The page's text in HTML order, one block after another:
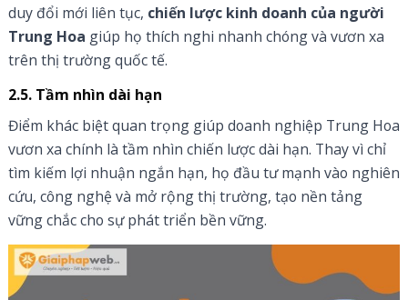
duy đổi mới liên tục, chiến lược kinh doanh của người
Trung Hoa giúp họ thích nghi nhanh chóng và vươn xa
trên thị trường quốc tế.
2.5. Tầm nhìn dài hạn
Điểm khác biệt quan trọng giúp doanh nghiệp Trung Hoa
vươn xa chính là tầm nhìn chiến lược dài hạn. Thay vì chỉ
tìm kiếm lợi nhuận ngắn hạn, họ đầu tư mạnh vào nghiên
cứu, công nghệ và mở rộng thị trường, tạo nền tảng
vững chắc cho sự phát triển bền vững.